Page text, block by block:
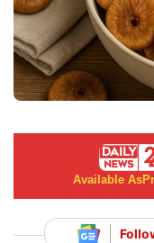
Available As